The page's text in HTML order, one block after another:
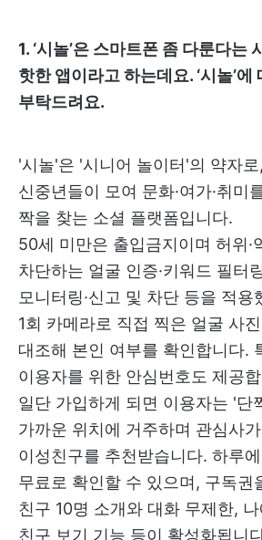
1. ‘시놀’은 스마트폰 좀 다룬다는
핫한 앱이라고 하는데요. ‘시놀’에
부탁드려요.
'시놀'은 '시니어 놀이터'의 약자로
신중년들이 모여 문화·여가·취미
짝을 찾는 소셜 플랫폼입니다.
50세 미만은 출입금지이며 허위·
차단하는 얼굴 인증·키워드 필터
모니터링·신고 및 차단 등을 적용
1회 카메라로 직접 찍은 얼굴 사
대조해 본인 여부를 확인합니다.
이용자를 위한 안심번호도 제공
일단 가입하게 되면 이용자는 '단
가까운 위치에 거주하며 관심사
이성친구를 추천받습니다. 하루
무료로 확인할 수 있으며, 구독권
친구 10명 소개와 대화 무제한,
친구 보기 기능 등이 활성화됩니